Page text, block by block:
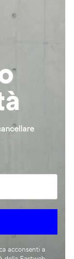
acconsenti a